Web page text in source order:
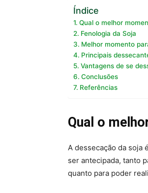
Índice
Qual o melhor
Fenologia da Soja
Melhor momento
Principais
Vantagens de se
Conclusões
Referências
Qual o
A dessecação da soja
ser antecipada, tanto
quanto para poder